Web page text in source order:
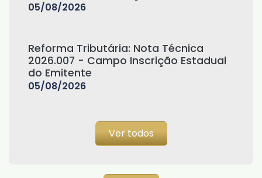
05/08/2026
Reforma Tributária: Nota Técnica
2026.007 - Campo Inscrição Estadual
do Emitente
05/08/2026
Ver todos